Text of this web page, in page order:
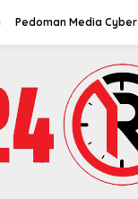
Pedoman Media Cyber